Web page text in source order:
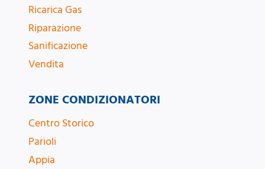
ZONE CONDIZIONATORI
Centro Storico
Parioli
Appia
Ricarica Gas
Riparazione
Sanificazione
Vendita